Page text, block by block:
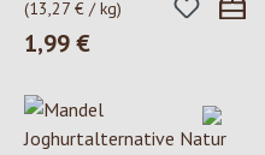
(13,27 € / kg)
Regulärer Preis:
1,99 €